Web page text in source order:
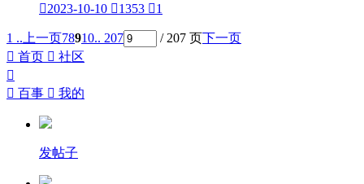
2023-10-10 1353 1
1 .. 上一页78910.. 207 / 207 页下一页
 首页  社区

 百事  我的
发帖子